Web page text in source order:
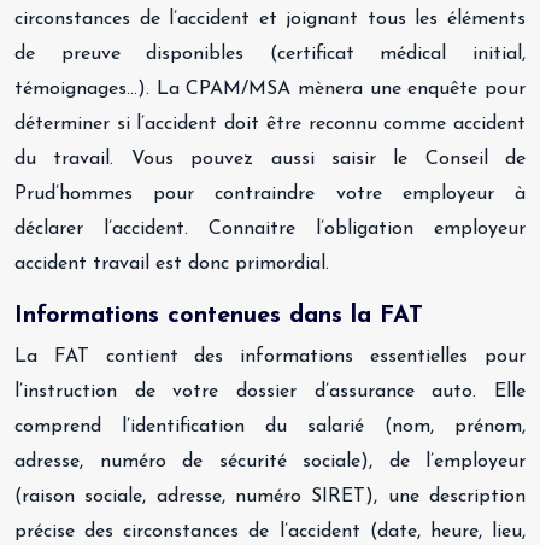
circonstances de l’accident et joignant tous les éléments
de preuve disponibles (certificat médical initial,
témoignages…). La CPAM/MSA mènera une enquête pour
déterminer si l’accident doit être reconnu comme accident
du travail. Vous pouvez aussi saisir le Conseil de
Prud’hommes pour contraindre votre employeur à
déclarer l’accident. Connaitre l’obligation employeur
accident travail est donc primordial.
Informations contenues dans la FAT
La FAT contient des informations essentielles pour
l’instruction de votre dossier d’assurance auto. Elle
comprend l’identification du salarié (nom, prénom,
adresse, numéro de sécurité sociale), de l’employeur
(raison sociale, adresse, numéro SIRET), une description
précise des circonstances de l’accident (date, heure, lieu,